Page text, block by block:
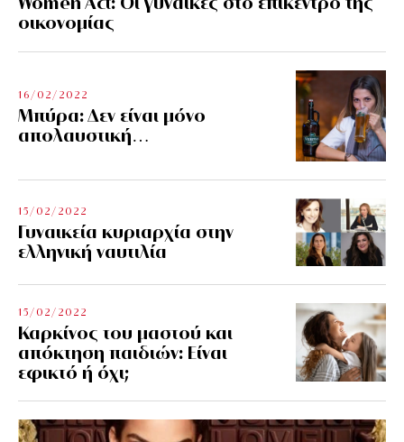
οικονομίας
16/02/2022
Μπύρα: Δεν είναι μόνο
απολαυστική…
15/02/2022
Γυναικεία κυριαρχία στην
ελληνική ναυτιλία
15/02/2022
Καρκίνος του μαστού και
απόκτηση παιδιών: Είναι
εφικτό ή όχι;